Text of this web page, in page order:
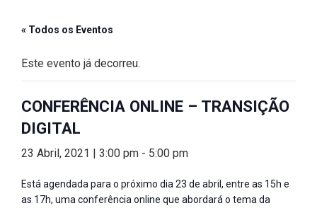
« Todos os Eventos
Este evento já decorreu.
CONFERÊNCIA ONLINE – TRANSIÇÃO
DIGITAL
23 Abril, 2021 | 3:00 pm - 5:00 pm
Está agendada para o próximo dia 23 de abril, entre as 15h e
as 17h, uma conferência online que abordará o tema da